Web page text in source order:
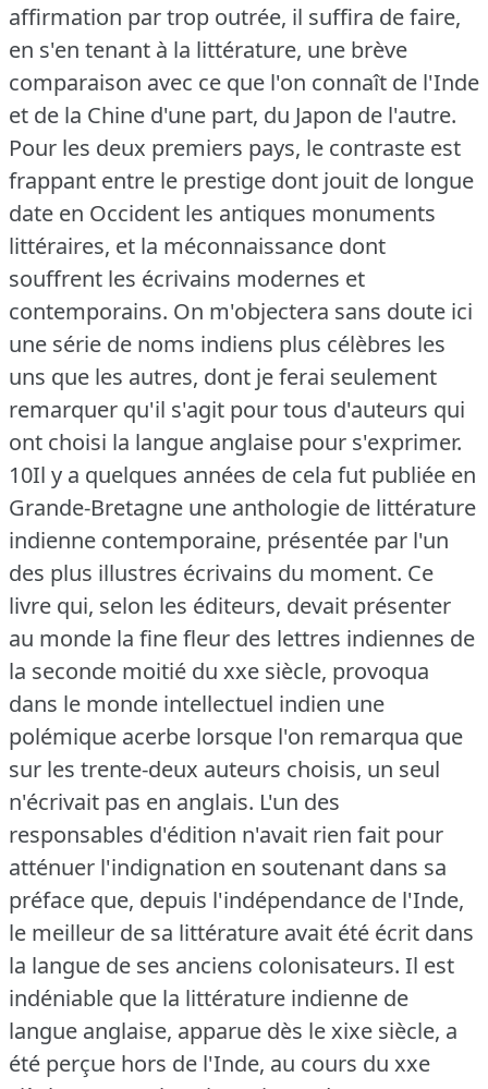
affirmation par trop outrée, il suffira de faire,
en s'en tenant à la littérature, une brève
comparaison avec ce que l'on connaît de l'Inde
et de la Chine d'une part, du Japon de l'autre.
Pour les deux premiers pays, le contraste est
frappant entre le prestige dont jouit de longue
date en Occident les antiques monuments
littéraires, et la méconnaissance dont
souffrent les écrivains modernes et
contemporains. On m'objectera sans doute ici
une série de noms indiens plus célèbres les
uns que les autres, dont je ferai seulement
remarquer qu'il s'agit pour tous d'auteurs qui
ont choisi la langue anglaise pour s'exprimer.
10Il y a quelques années de cela fut publiée en
Grande-Bretagne une anthologie de littérature
indienne contemporaine, présentée par l'un
des plus illustres écrivains du moment. Ce
livre qui, selon les éditeurs, devait présenter
au monde la fine fleur des lettres indiennes de
la seconde moitié du xxe siècle, provoqua
dans le monde intellectuel indien une
polémique acerbe lorsque l'on remarqua que
sur les trente-deux auteurs choisis, un seul
n'écrivait pas en anglais. L'un des
responsables d'édition n'avait rien fait pour
atténuer l'indignation en soutenant dans sa
préface que, depuis l'indépendance de l'Inde,
le meilleur de sa littérature avait été écrit dans
la langue de ses anciens colonisateurs. Il est
indéniable que la littérature indienne de
langue anglaise, apparue dès le xixe siècle, a
été perçue hors de l'Inde, au cours du xxe